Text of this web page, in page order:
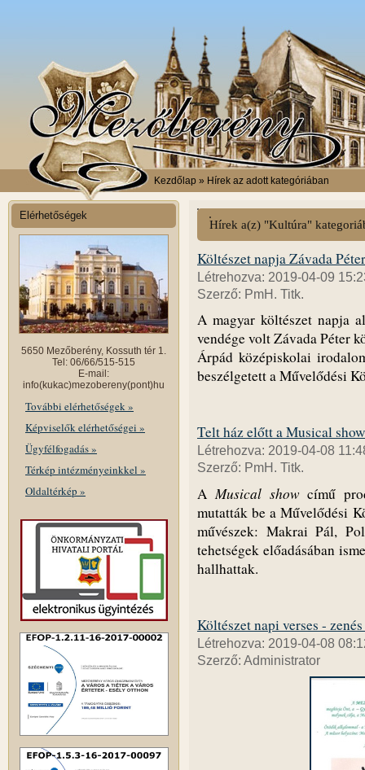
Kezdőlap » Hírek az adott kategóriában
Elérhetőségek
5650 Mezőberény, Kossuth tér 1.
Tel: 06/66/515-515
E-mail:
info(kukac)mezobereny(pont)hu
További elérhetőségek »
Képviselők elérhetőségei »
Ügyfélfogadás »
Térkép intézményeinkkel »
Oldaltérkép »
Hírek a(z) "Kultúra"
Költészet napja Závada
Létrehozva: 2019-04-09
Szerző: PmH. Titk.
A magyar költészet napja
vendége volt Závada Péter
Árpád középiskolai
beszélgetett a Művelődési
Telt ház előtt a Musical show
Létrehozva: 2019-04-08
Szerző: PmH. Titk.
A Musical show című
mutatták be a Művelődési
művészek: Makrai Pál,
tehetségek előadásában
hallhattak.
Költészet napi verses -
Létrehozva: 2019-04-08
Szerző: Administrator